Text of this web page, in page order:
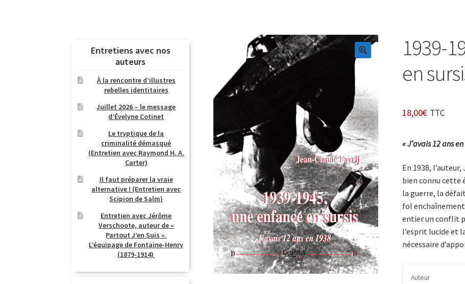
1939-
en
18,00€ TTC
« J’avais 12 ans
En 1938, l’auteur,
bien connu cette
la guerre, la
fol enchaînement
entier un conflit
l’esprit lucide et
nécessaire
Auteur
Entretiens avec nos
auteurs
À la rencontre d’illustres
rebelles identitaires
Juillet 2026 – le message
d’Évelyne Cotinet
Le tryptique de la
criminalité démasqué
(Entretien avec Raymond H. A.
Carter)
Il faut préparer la vraie
alternative ! (Entretien avec
Scipion de Salm)
Entretien avec Jérôme
Verschoote, auteur de «
Partout J’en Suis ».
L’équipage de Fontaine-Henry
(1879-1914)